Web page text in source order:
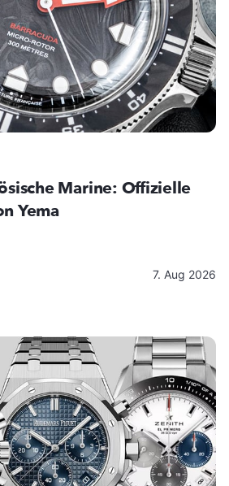
Marine: Offizielle
Yema
7. Aug 2026